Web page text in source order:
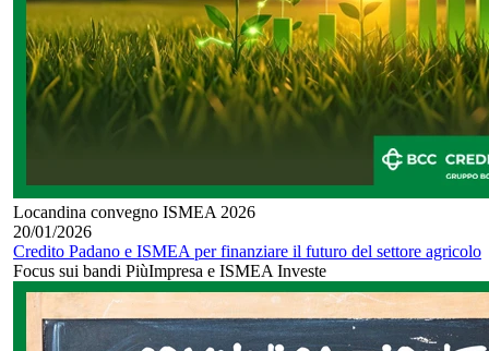
Locandina convegno ISMEA 2026
20/01/2026
Credito Padano e ISMEA per finanziare il futuro del settore agricolo
Focus sui bandi PiùImpresa e ISMEA Investe